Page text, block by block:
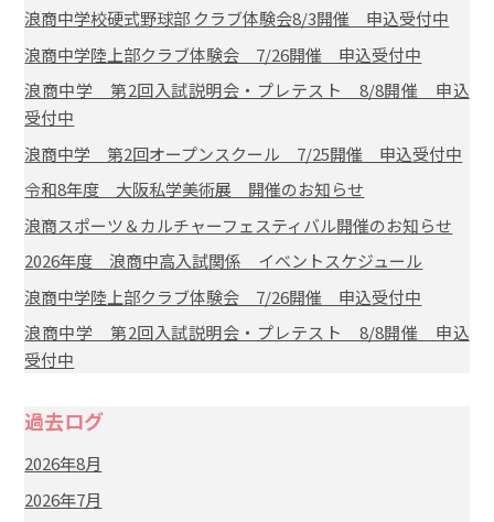
浪商中学校硬式野球部 クラブ体験会8/3開催 申込受付中
浪商中学陸上部クラブ体験会 7/26開催 申込受付中
浪商中学 第2回入試説明会・プレテスト 8/8開催 申込
受付中
浪商中学 第2回オープンスクール 7/25開催 申込受付中
令和8年度 大阪私学美術展 開催のお知らせ
浪商スポーツ＆カルチャーフェスティバル開催のお知らせ
2026年度 浪商中高入試関係 イベントスケジュール
浪商中学陸上部クラブ体験会 7/26開催 申込受付中
浪商中学 第2回入試説明会・プレテスト 8/8開催 申込
受付中
過去ログ
2026年8月
2026年7月